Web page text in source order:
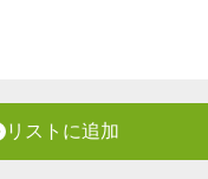
リストに追加